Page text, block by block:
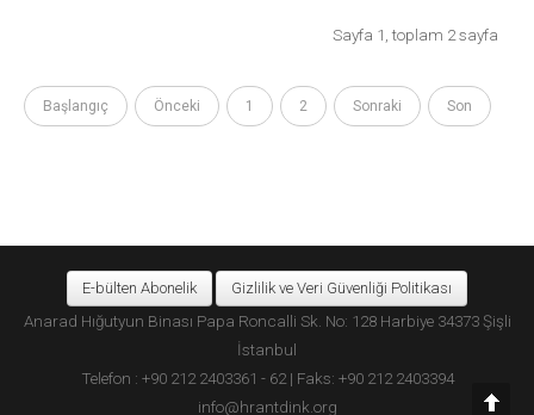
Sayfa 1, toplam 2 sayfa
Başlangıç Önceki 1 2 Sonraki Son
E-bülten Abonelik Gizlilik ve Veri Güvenliği Politikası
Anarad Hığutyun Binası Papa Roncalli Sk. No: 128 Harbiye 34373 Şişli
İstanbul
Telefon : +90 212 2403361 - 62 | Faks: +90 212 2403394
info@hrantdink.org